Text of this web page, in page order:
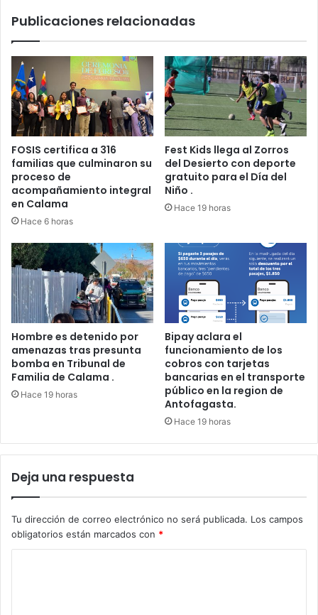
Publicaciones relacionadas
FOSIS certifica a 316
familias que culminaron su
proceso de
acompañamiento integral
en Calama
Hace 6 horas
Fest Kids llega al Zorros
del Desierto con deporte
gratuito para el Día del
Niño .
Hace 19 horas
Hombre es detenido por
amenazas tras presunta
bomba en Tribunal de
Familia de Calama .
Hace 19 horas
Bipay aclara el
funcionamiento de los
cobros con tarjetas
bancarias en el transporte
público en la region de
Antofagasta.
Hace 19 horas
Deja una respuesta
Tu dirección de correo electrónico no será publicada. Los campos
obligatorios están marcados con *